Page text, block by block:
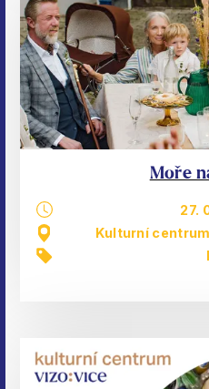
Moře
27.
Kulturní